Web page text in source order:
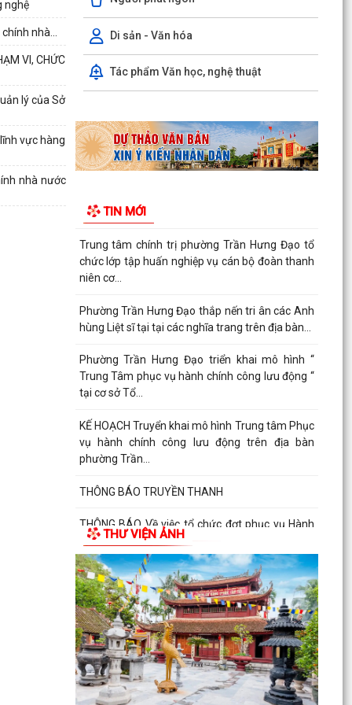
nghệ
nhà...
VI, CHỨC
lý của Sở
vực hàng
nhà nước
Di sản - Văn hóa
Tác phẩm Văn học, nghệ thuật
TIN MỚI
Hội nghị trực tuyến Báo cáo viên thành phố Hải
Phòng tháng 7/2026.
Phường Trần Hưng Đạo tham dự hội nghị toàn
quốc nghiên cứu, học tập, quán triệt và triển
Khai mạc giải bóng đá U13 phường Trần Hưng
Đạo hè năm 2026.
thoại trực...
Trung tâm chính trị phường Trần Hưng Đạo tổ
chức lớp tập huấn nghiệp vụ cán bộ đoàn thanh
niên cơ...
Phường Trần Hưng Đạo thắp nến tri ân các Anh
hùng Liệt sĩ tại tại các nghĩa trang trên địa bàn...
Phường Trần Hưng Đạo triển khai mô hình “
Trung Tâm phục vụ hành chính công lưu động “
tại cơ sở Tổ...
KẾ HOẠCH Truyển khai mô hình Trung tâm Phục
vụ hành chính công lưu động trên địa bàn
phường Trần...
THÔNG BÁO TRUYỀN THANH
THÔNG BÁO Về việc tổ chức đợt phục vụ Hành
chính công lưu động tháng 7 năm 2026
Lãnh đạo Quân khu 3 thăm, tặng quà tại Trung
tâm điều dưỡng người tâm thần Hải Dương
nhân dịp 79...
Đồng chí Vũ Thị Hiên, Phó bí thư thường trực
Đảng ủy phường Trần Hưng Đạo thăm, tặng quà
nhân Ngày...
THƯ VIỆN ẢNH